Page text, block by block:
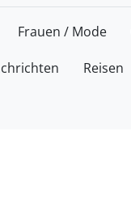
Frauen / Mode
Reisen